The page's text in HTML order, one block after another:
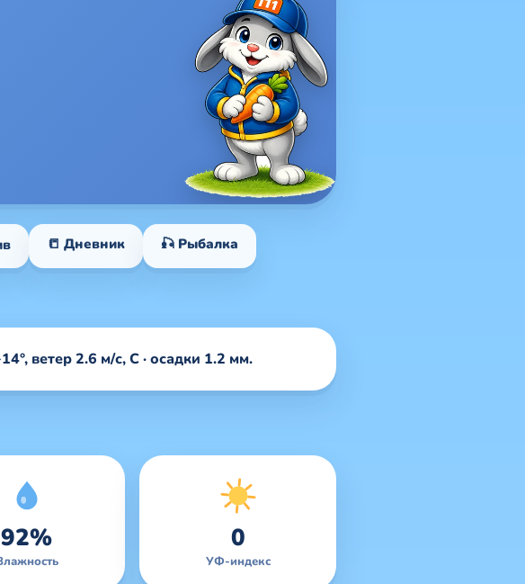
📒 Дневник 🎣 Рыбалка
ветер 2.6 м/с, С · осадки 1.2 мм.
92% 0
УФ-индекс